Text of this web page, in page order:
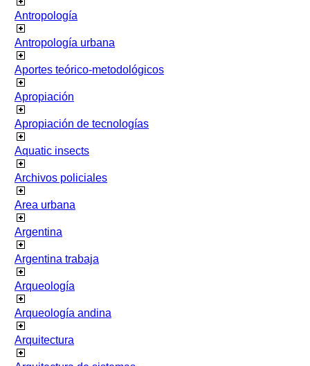
Antropología
Antropología urbana
Aportes teórico-metodológicos
Apropiación
Apropiación de tecnologías
Aquatic insects
Archivos policiales
Area urbana
Argentina
Argentina trabaja
Arqueología
Arqueología andina
Arquitectura